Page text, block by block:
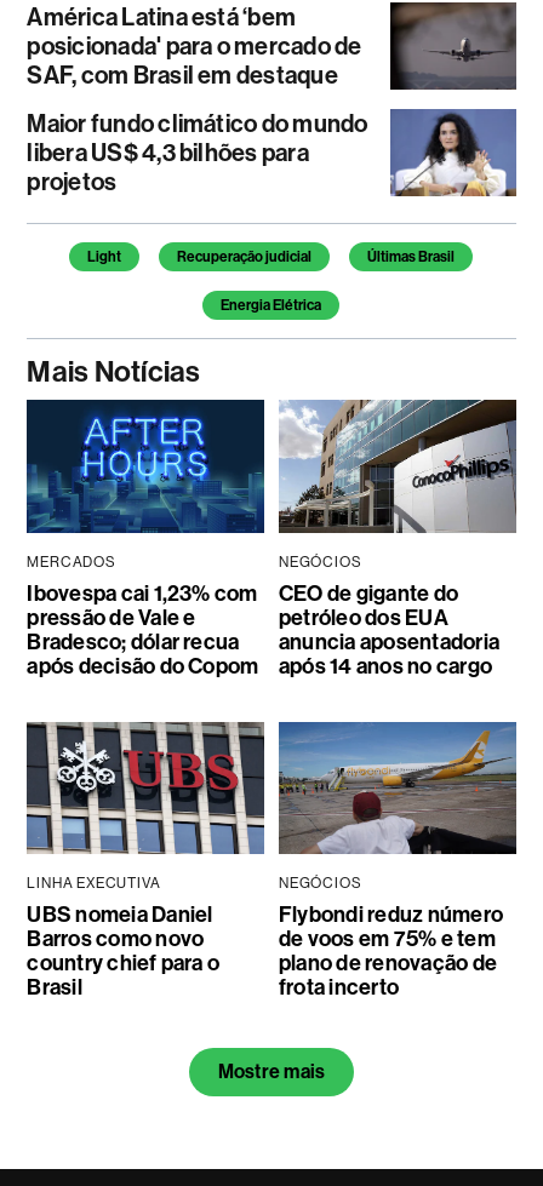
América Latina está ‘bem
posicionada' para o mercado de
SAF, com Brasil em destaque
Maior fundo climático do mundo
libera US$ 4,3 bilhões para
projetos
Temas deste artigo
Light Recuperação judicial Últimas Brasil
Energia Elétrica
Mais Notícias
MERCADOS
Ibovespa cai 1,23% com
pressão de Vale e
Bradesco; dólar recua
após decisão do Copom
NEGÓCIOS
CEO de gigante do
petróleo dos EUA
anuncia aposentadoria
após 14 anos no cargo
LINHA EXECUTIVA
UBS nomeia Daniel
Barros como novo
country chief para o
Brasil
NEGÓCIOS
Flybondi reduz número
de voos em 75% e tem
plano de renovação de
frota incerto
Mostre mais